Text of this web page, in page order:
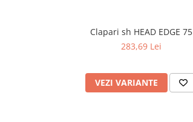
Clapari sh HEAD EDGE 75
283,69 Lei
VEZI VARIANTE